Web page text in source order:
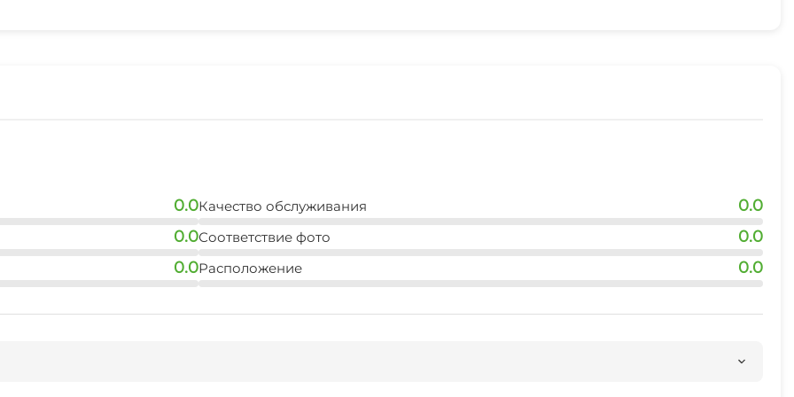
0.0
0.0
0.0
Качество обслуживания 0.0
Соответствие фото 0.0
Расположение 0.0